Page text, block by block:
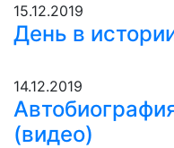
15.12.2019
День в
14.12.2019
(видео)